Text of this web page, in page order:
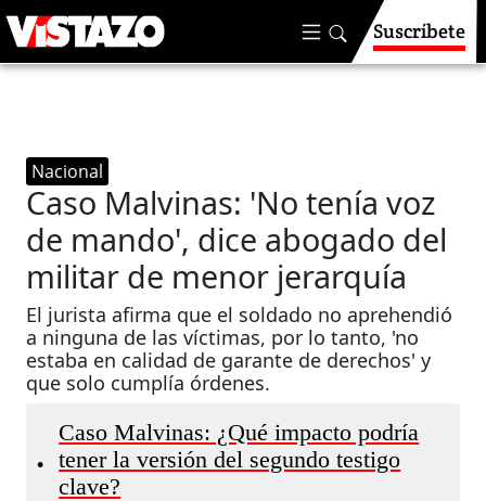
Suscríbete
Nacional
Caso Malvinas: 'No tenía voz
de mando', dice abogado del
militar de menor jerarquía
El jurista afirma que el soldado no aprehendió
a ninguna de las víctimas, por lo tanto, 'no
estaba en calidad de garante de derechos' y
que solo cumplía órdenes.
•
Caso Malvinas: ¿Qué impacto podría
tener la versión del segundo testigo
clave?